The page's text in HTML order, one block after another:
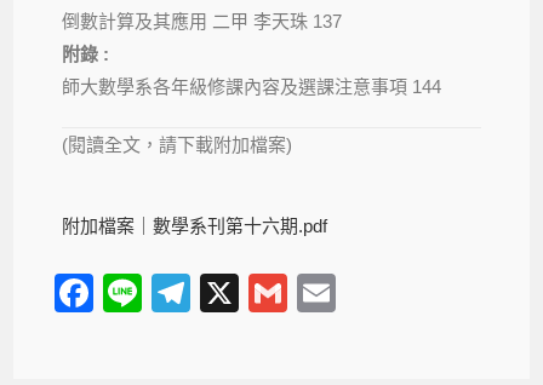
倒數計算及其應用 二甲 李天珠 137
附錄 :
師大數學系各年級修課內容及選課注意事項 144
(閱讀全文，請下載附加檔案)
附加檔案｜數學系刊第十六期.pdf
F
Li
T
X
G